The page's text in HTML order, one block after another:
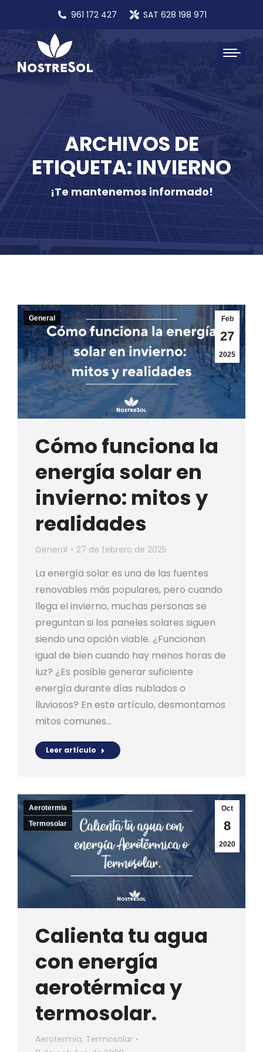
961 172 427 SAT 628 198 971
ARCHIVOS DE
ETIQUETA: INVIERNO
¡Te mantenemos informado!
Feb
27
2025
General
Cómo funciona la
energía solar en
invierno: mitos y
realidades
General 27 de febrero de 2025
La energía solar es una de las fuentes
renovables más populares, pero cuando
llega el invierno, muchas personas se
preguntan si los paneles solares siguen
siendo una opción viable. ¿Funcionan
igual de bien cuando hay menos horas de
luz? ¿Es posible generar suficiente
energía durante días nublados o
lluviosos? En este artículo, desmontamos
mitos comunes…
Leer artículo
Oct
8
2020
Aerotermia
Termosolar
Calienta tu agua
con energía
aerotérmica y
termosolar.
Aerotermia, Termosolar